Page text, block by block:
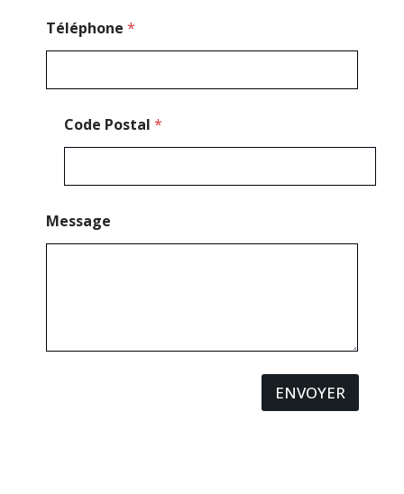
Téléphone *
Code Postal *
Message
ENVOYER